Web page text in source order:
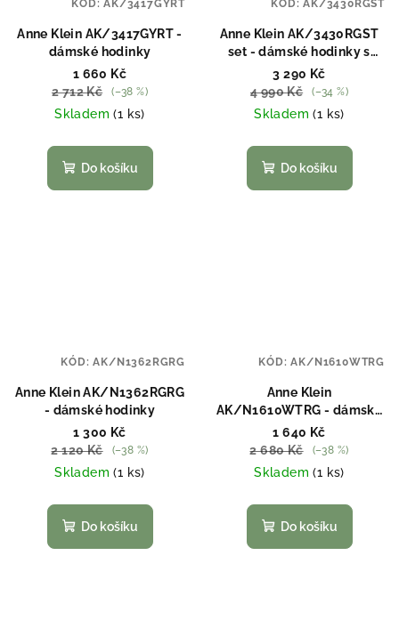
Anne Klein AK/3417GYRT -
dámské hodinky
1 660 Kč
2 712 Kč
(–38 %)
Skladem(1 ks)
Do košíku
KÓD:AK/3417GYRT
Anne Klein AK/3430RGST
set - dámské hodinky s
náramky
3 290 Kč
4 990 Kč
(–34 %)
Skladem(1 ks)
Do košíku
KÓD:AK/3430RGST
Anne Klein AK/N1362RGRG
- dámské hodinky
1 300 Kč
2 120 Kč
(–38 %)
Skladem(1 ks)
Do košíku
KÓD:AK/N1362RGRG
Anne Klein
AK/N1610WTRG - dámské
hodinky
1 640 Kč
2 680 Kč
(–38 %)
Skladem(1 ks)
Do košíku
KÓD:AK/N1610WTRG